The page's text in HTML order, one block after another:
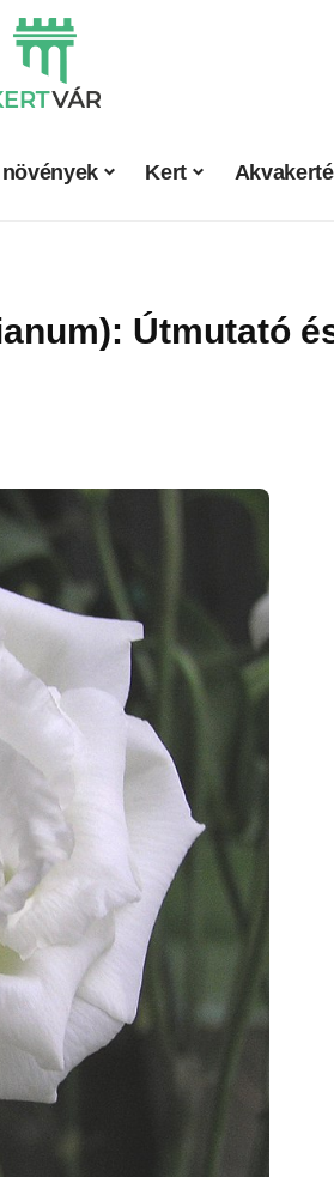
Kert
Útmutató